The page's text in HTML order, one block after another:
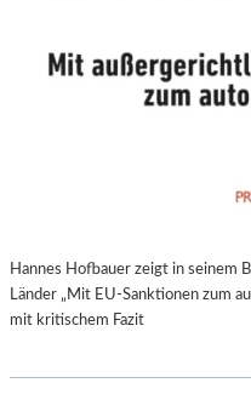
Hannes Hofbauer zeigt in seinem
Länder „Mit EU-Sanktionen zum
mit kritischem Fazit